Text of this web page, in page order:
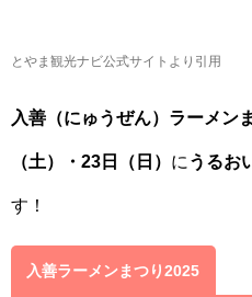
とやま観光ナビ公式サイトより引用
入善（にゅうぜん）ラーメン
（土）・23日（日） に うるお
す！
入善ラーメンまつり2025